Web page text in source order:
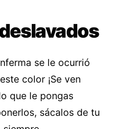
se le ocurrió
color ¡Se ven
que le pongas
sácalos de tu